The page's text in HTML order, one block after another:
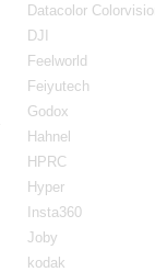
Datacolor
DJI
Feelworld
Feiyutech
Godox
Hahnel
HPRC
Hyper
Insta360
Joby
kodak